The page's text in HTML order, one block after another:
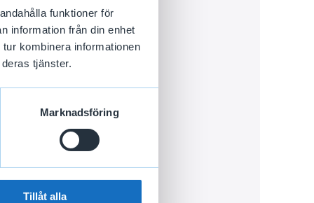
funktioner för
information från din enhet
kombinera informationen
tjänster.
Marknadsföring
Tillåt alla